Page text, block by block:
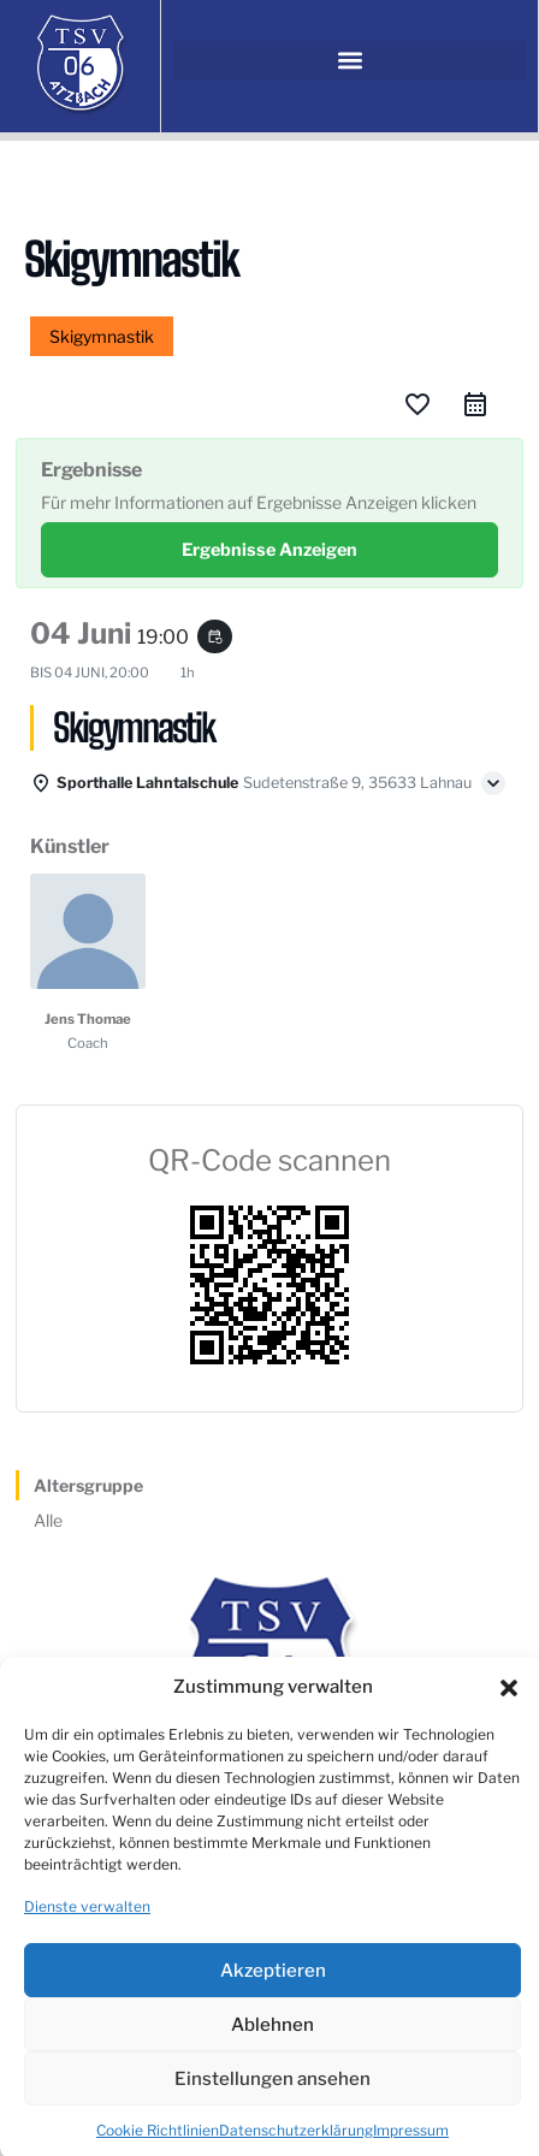
Zustimmung verwalten
Um dir ein optimales Erlebnis zu bieten, verwenden wir Technologien
wie Cookies, um Geräteinformationen zu speichern und/oder darauf
zuzugreifen. Wenn du diesen Technologien zustimmst, können wir Daten
wie das Surfverhalten oder eindeutige IDs auf dieser Website
verarbeiten. Wenn du deine Zustimmung nicht erteilst oder
zurückziehst, können bestimmte Merkmale und Funktionen
beeinträchtigt werden.
Dienste verwalten
Akzeptieren
Ablehnen
Einstellungen ansehen
Cookie RichtlinienDatenschutzerklärungImpressum
Skigymnastik
Skigymnastik
favorite_border
Ergebnisse
Für mehr Informationen auf Ergebnisse Anzeigen klicken
Ergebnisse Anzeigen
04 Juni 19:00 event_repeat
BIS04 JUNI, 20:00 1h
Skigymnastik
Sporthalle Lahntalschule Sudetenstraße 9, 35633 Lahnau
Künstler
Jens Thomae
Coach
QR-Code scannen
Altersgruppe
Alle
Rechtliches
Impressum